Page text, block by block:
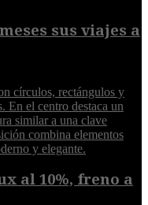
sus viajes a
al 10%, freno a